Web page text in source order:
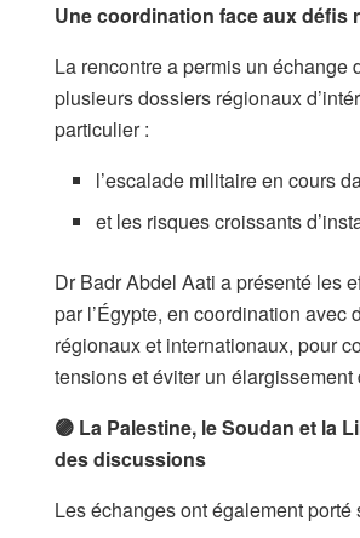
Une coordination face aux défis
La rencontre a permis un échange
plusieurs dossiers régionaux
particulier :
l’escalade militaire en cours
et les risques croissants
Dr Badr Abdel Aati a présenté les
par l’Égypte, en coordination avec
régionaux et internationaux, pour
tensions et éviter un élargissement
🟣 La Palestine, le Soudan et la
des discussions
Les échanges ont également porté